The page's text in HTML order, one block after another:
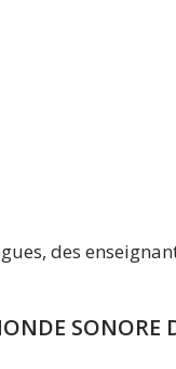
des
SONORE